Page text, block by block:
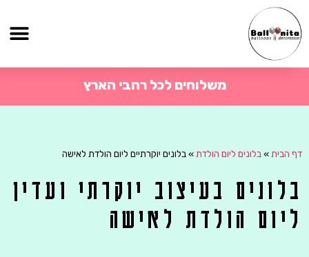
משלוחים לכל רחבי הארץ
דף הבית»בלונים ליום הולדת»בלונים יוקרתיים ליום הולדת לאישה
בלונים בעיצוב יוקרתי ועדין
ליום הולדת לאישה